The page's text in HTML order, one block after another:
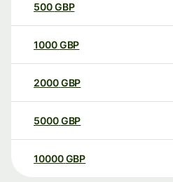
500GBP
1000GBP
2000GBP
5000GBP
10000 GBP